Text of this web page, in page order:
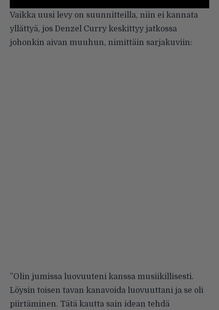
Vaikka uusi levy on suunnitteilla, niin ei kannata
yllättyä, jos Denzel Curry keskittyy jatkossa
johonkin aivan muuhun, nimittäin sarjakuviin:
”Olin jumissa luovuuteni kanssa musiikillisesti.
Löysin toisen tavan kanavoida luovuuttani ja se oli
piirtäminen. Tätä kautta sain idean tehdä